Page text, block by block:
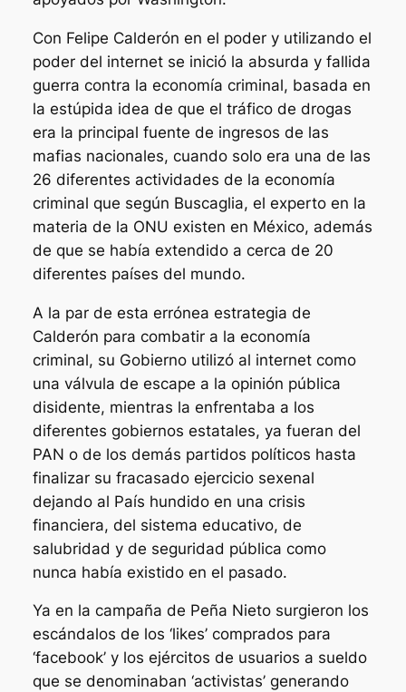
Con Felipe Calderón en el poder y utilizando el
poder del internet se inició la absurda y fallida
guerra contra la economía criminal, basada en
la estúpida idea de que el tráfico de drogas
era la principal fuente de ingresos de las
mafias nacionales, cuando solo era una de las
26 diferentes actividades de la economía
criminal que según Buscaglia, el experto en la
materia de la ONU existen en México, además
de que se había extendido a cerca de 20
diferentes países del mundo.
A la par de esta errónea estrategia de
Calderón para combatir a la economía
criminal, su Gobierno utilizó al internet como
una válvula de escape a la opinión pública
disidente, mientras la enfrentaba a los
diferentes gobiernos estatales, ya fueran del
PAN o de los demás partidos políticos hasta
finalizar su fracasado ejercicio sexenal
dejando al País hundido en una crisis
financiera, del sistema educativo, de
salubridad y de seguridad pública como
nunca había existido en el pasado.
Ya en la campaña de Peña Nieto surgieron los
escándalos de los ‘likes’ comprados para
‘facebook’ y los ejércitos de usuarios a sueldo
que se denominaban ‘activistas’ generando